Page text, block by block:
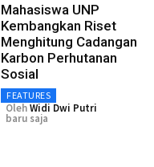
Mahasiswa UNP
Kembangkan Riset
Menghitung Cadangan
Karbon Perhutanan
Sosial
FEATURES
OlehWidi Dwi Putri
baru saja